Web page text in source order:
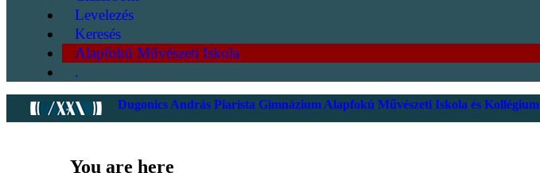
Levelezés
Keresés
Alapfokú Művészeti Iskola
.
Dugonics András Piarista Gimnázium Alapfokú Művészeti Iskola és Kollégium
You are here